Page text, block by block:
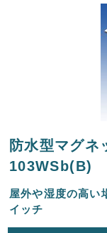
防水型マグ
103WSb(B)
屋外や湿度の高い
イッチ